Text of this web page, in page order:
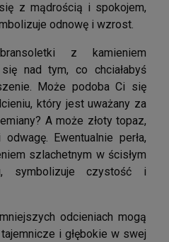
z mądrością i spokojem,
odnowę i wzrost.
z kamieniem
nad tym, co chciałabyś
Może podoba Ci się
który jest uważany za
A może złoty topaz,
Ewentualnie perła,
szlachetnym w ścisłym
symbolizuje czystość i
odcieniach mogą
i głębokie w swej